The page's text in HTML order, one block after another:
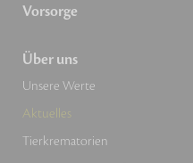
Vorsorge
Über uns
Unsere Werte
Aktuelles
Tierkrematorien